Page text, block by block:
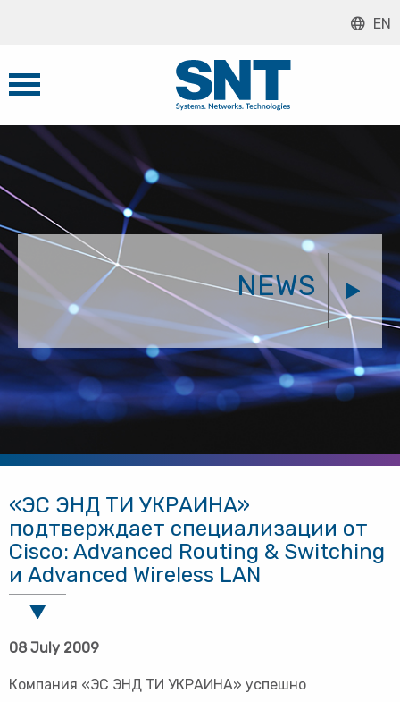
EN
NEWS
«ЭС ЭНД ТИ УКРАИНА»
подтверждает специализации от
Cisco: Advanced Routing & Switching
и Advanced Wireless LAN
08 July 2009
Компания «ЭС ЭНД ТИ УКРАИНА» успешно